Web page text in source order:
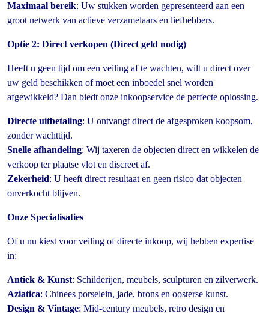
Maximaal bereik: Uw stukken worden gepresenteerd aan een
groot netwerk van actieve verzamelaars en liefhebbers.
Optie 2: Direct verkopen (Direct geld nodig)
Heeft u geen tijd om een veiling af te wachten, wilt u direct over
uw geld beschikken of moet een inboedel snel worden
afgewikkeld? Dan biedt onze inkoopservice de perfecte oplossing.
Directe uitbetaling: U ontvangt direct de afgesproken koopsom,
zonder wachttijd.
Snelle afhandeling: Wij taxeren de objecten direct en wikkelen de
verkoop ter plaatse vlot en discreet af.
Zekerheid: U heeft direct resultaat en geen risico dat objecten
onverkocht blijven.
Onze Specialisaties
Of u nu kiest voor veiling of directe inkoop, wij hebben expertise
in:
Antiek & Kunst: Schilderijen, meubels, sculpturen en zilverwerk.
Aziatica: Chinees porselein, jade, brons en oosterse kunst.
Design & Vintage: Mid-century meubels, retro design en